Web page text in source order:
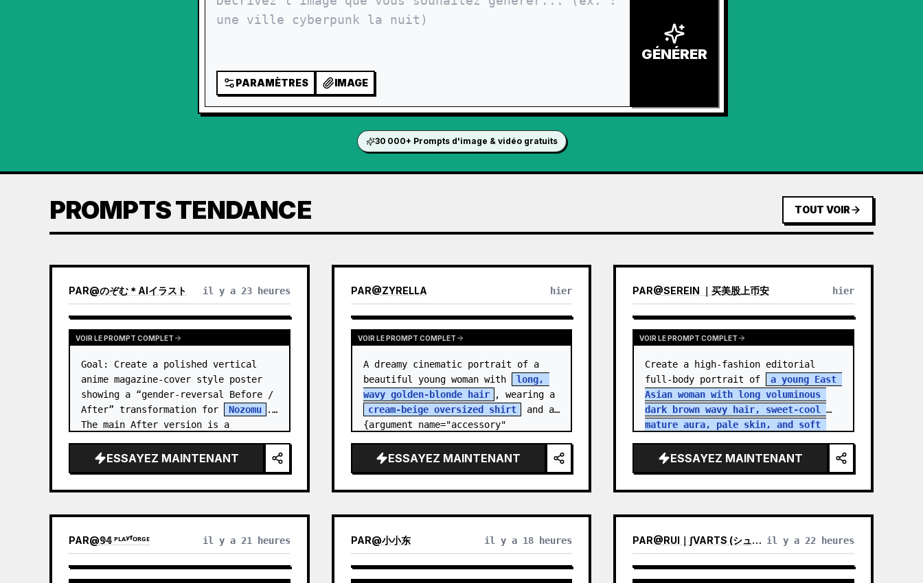
PARAMÈTRES IMAGE
GÉNÉRER
30 000+ Prompts d'image & vidéo gratuits
PROMPTS TENDANCE TOUT VOIR
PAR@のぞむ＊AIイラスト il y a 23 heures
VOIR LE PROMPT COMPLET
Goal: Create a polished vertical
anime magazine-cover style poster
showing a “gender-reversal Before /
After” transformation for
Nozomu
.
The main After version is a
boy who preserves…
ESSAYEZ MAINTENANT
PAR@ZYRELLA hier
VOIR LE PROMPT COMPLET
A dreamy cinematic portrait of a
beautiful young woman with
long,
wavy golden-blonde hair
, wearing a
cream-beige oversized shirt
and a
{argument name="accessory"
ESSAYEZ MAINTENANT
PAR@SEREIN ｜买美股上币安 hier
VOIR LE PROMPT COMPLET
Create a high-fashion editorial
full-body portrait of
a young East
Asian woman with long voluminous
dark brown wavy hair, sweet-cool
mature aura, pale skin, and soft
in an aband…
ESSAYEZ MAINTENANT
PAR@𝟡𝟜 ᴾᴸᴬʸᶠᴼᴿᴳᴱ il y a 21 heures PAR@小小东 il y a 18 heures PAR@RUI｜∫VARTS (シュバルツ) il y a 22 heures